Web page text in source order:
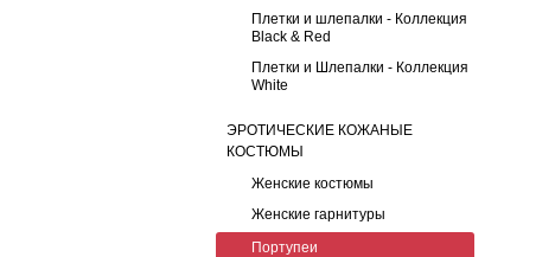
Плетки и шлепалки - Коллекция
Black & Red
Плетки и Шлепалки - Коллекция
White
ЭРОТИЧЕСКИЕ КОЖАНЫЕ
КОСТЮМЫ
Женские костюмы
Женские гарнитуры
Портупеи